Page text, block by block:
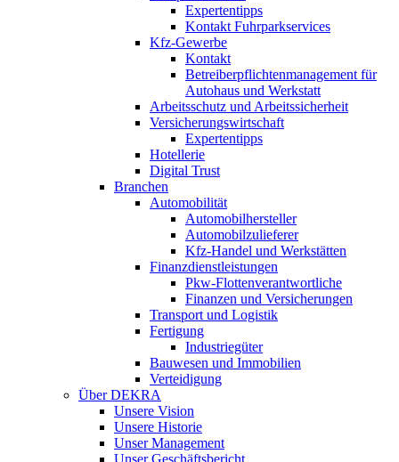
Expertentipps
Kontakt Fuhrparkservices
Kfz-Gewerbe
Kontakt
Betreiberpflichtenmanagement für
Autohaus und Werkstatt
Arbeitsschutz und Arbeitssicherheit
Versicherungswirtschaft
Expertentipps
Hotellerie
Digital Trust
Branchen
Automobilität
Automobilhersteller
Automobilzulieferer
Kfz-Handel und Werkstätten
Finanzdienstleistungen
Pkw‑Flottenverantwortliche
Finanzen und Versicherungen
Transport und Logistik
Fertigung
Industriegüter
Bauwesen und Immobilien
Verteidigung
Über DEKRA
Unsere Vision
Unsere Historie
Unser Management
Unser Geschäftsbericht